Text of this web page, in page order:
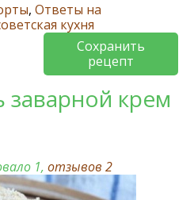
, Ответы на
кухня
Сохранить
рецепт
заварной крем
1, отзывов 2